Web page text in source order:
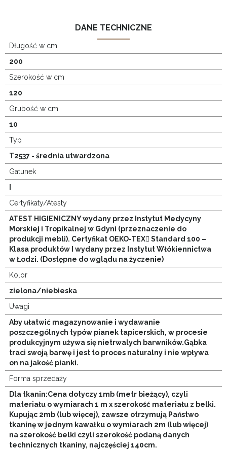
DANE TECHNICZNE
Długość w cm
200
Szerokość w cm
120
Grubość w cm
10
Typ
T2537 - średnia utwardzona
Gatunek
Certyfikaty/Atesty
ATEST HIGIENICZNY wydany przez Instytut Medycyny
Morskiej i Tropikalnej w Gdyni (przeznaczenie do
produkcji mebli). Certyfikat OEKO-TEX Standard 100 –
Klasa produktów I wydany przez Instytut Włókiennictwa
w Łodzi. (Dostępne do wglądu na życzenie)
Kolor
zielona/niebieska
Uwagi
Aby ułatwić magazynowanie i wydawanie
poszczególnych typów pianek tapicerskich, w procesie
produkcyjnym używa się nietrwalych barwników.Gąbka
traci swoją barwę i jest to proces naturalny i nie wpływa
on na jakość pianki.
Forma sprzedaży
Dla tkanin:Cena dotyczy 1mb (metr bieżący), czyli
materiału o wymiarach 1 m x szerokość materiału z belki.
Kupując 2mb (lub więcej), zawsze otrzymują Państwo
tkaninę w jednym kawałku o wymiarach 2m (lub więcej)
na szerokość belki czyli szerokość podaną danych
technicznych tkaniny, najczęściej 140cm.